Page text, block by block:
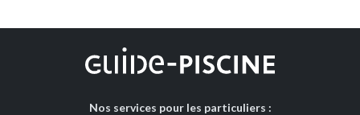
Nos services pour les particuliers :